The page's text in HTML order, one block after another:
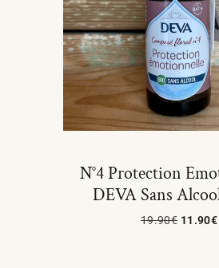
N°4 Protection
DEVA Sans
19.90€ 11.90€